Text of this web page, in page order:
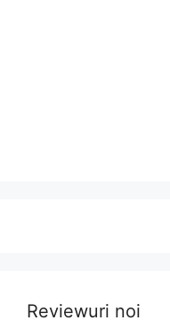
Reviewuri noi